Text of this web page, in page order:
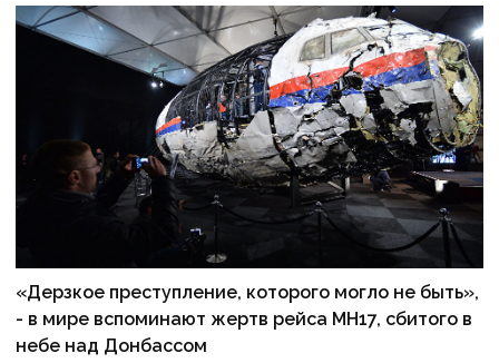
«Дерзкое преступление, которого могло не быть»,
- в мире вспоминают жертв рейса МН17, сбитого в
небе над Донбассом